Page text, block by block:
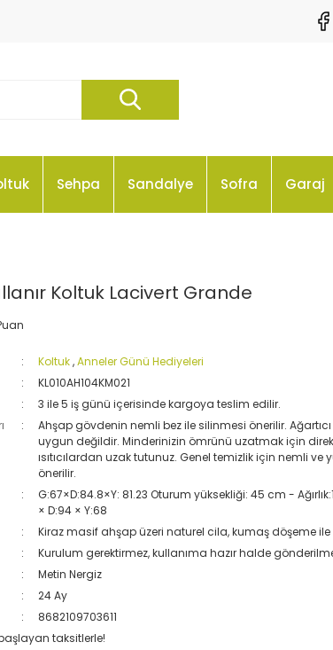
Sehpa Sandalye Sofra Garaj
Koltuk Lacivert Grande
Koltuk,Anneler Günü Hediyeleri
KL010AH104KM021
3 ile 5 iş günü içerisinde kargoya teslim edilir.
Ahşap gövdenin nemli bez ile silinmesi önerilir.
uygun değildir. Minderinizin ömrünü uzatmak için
ısıtıcılardan uzak tutunuz. Genel temizlik için nemli ve
önerilir.
G:67×D:84.8×Y: 81.23 Oturum yüksekliği: 45 cm -
× D:94 × Y:68
Kiraz masif ahşap üzeri naturel cila, kumaş döşeme ile
Kurulum gerektirmez, kullanıma hazır halde
Metin Nergiz
24 Ay
8682109703611
taksitlerle!